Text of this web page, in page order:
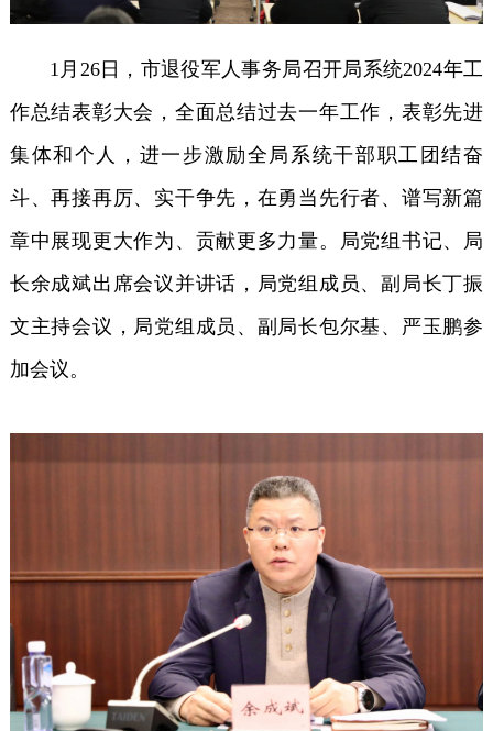
1月26日，市退役军人事务局召开局系统2024年工
作总结表彰大会，全面总结过去一年工作，表彰先进
集体和个人，进一步激励全局系统干部职工团结奋
斗、再接再厉、实干争先，在勇当先行者、谱写新篇
章中展现更大作为、贡献更多力量。局党组书记、局
长余成斌出席会议并讲话，局党组成员、副局长丁振
文主持会议，局党组成员、副局长包尔基、严玉鹏参
加会议。